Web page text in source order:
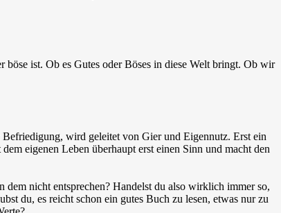
böse ist. Ob es Gutes oder Böses in diese Welt bringt. Ob wir
wird geleitet von Gier und Eigennutz. Erst ein
eigenen Leben überhaupt erst einen Sinn und macht den
dem nicht entsprechen? Handelst du also wirklich immer so,
du, es reicht schon ein gutes Buch zu lesen, etwas nur zu